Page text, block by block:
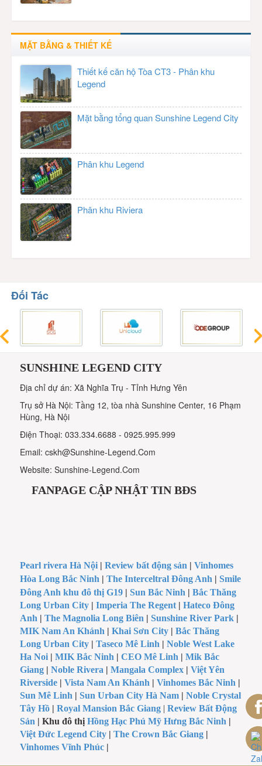
MẶT BẰNG & THIẾT KẾ
Thiết kế căn hộ Tòa CT3 - Phân khu
Legend
Mặt bằng tổng quan Sunshine Legend City
Phân khu Legend
Phân khu Riviera
Đối Tác
SUNSHINE LEGEND CITY
Địa chỉ dự án: Xã Nghĩa Trụ - Tỉnh Hưng Yên
Trụ sở Hà Nội: Tầng 12, tòa nhà Sunshine Center, 16 Phạm
Hùng, Hà Nội
Điện Thoại: 033.334.6688 - 0925.995.999
Email: cskh@Sunshine-Legend.Com
Website: Sunshine-Legend.Com
FANPAGE CẬP NHẬT TIN BĐS
Pearl rivera Hà Nội |Review bất động sản |Vinhomes
Hòa Long Bắc Ninh |The Interceltral Đông Anh |Smile
Đông Anh khu đô thị G19 |Sun Bắc Ninh |Bắc Thăng
Long Urban City |Imperia The Regent |Hateco Đông
Anh |The Magnolia Long Biên |Sunshine River Park |
MIK Nam An Khánh |Khai Sơn City |Bắc Thăng
Long Urban City |Taseco Mê Linh |Noble West Lake
Ha Noi | MIK Bắc Ninh |CEO Mê Linh |Mik Bắc
Giang |Noble Rivera |Mangala Complex |Việt Yên
Riverside |Vista Nam An Khánh |Vinhomes Bắc Ninh |
Sun Mê Linh |Sun Urban City Hà Nam | Noble Crystal
Tây Hồ |Royal Mansion Bắc Giang |Review Bất Động
Sản | Khu đô thịHồng Hạc Phú Mỹ Hưng Bắc Ninh |
Việt Đức Legend City |The Crown Bắc Giang |
Vinhomes Vĩnh Phúc |